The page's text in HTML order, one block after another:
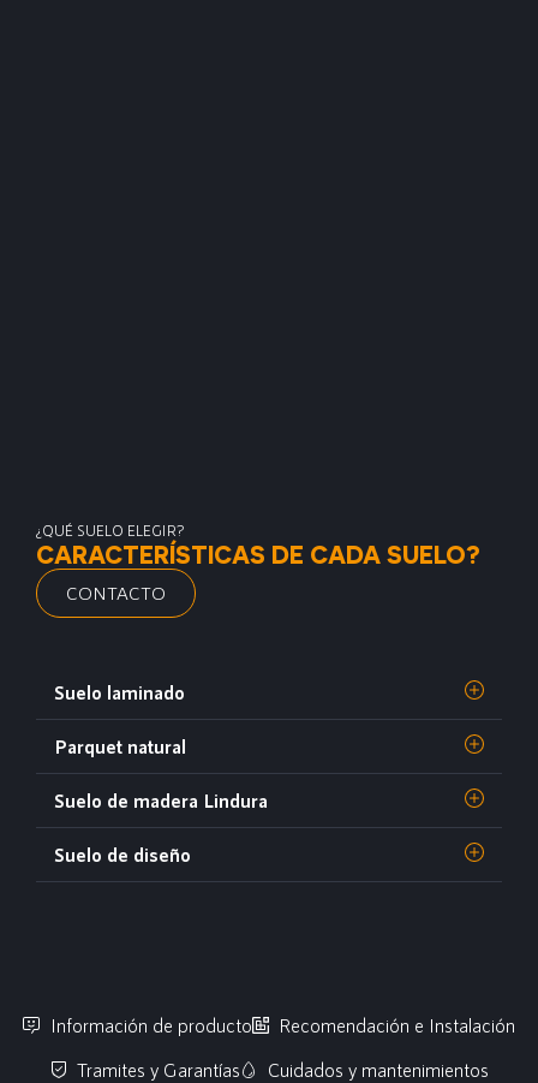
¿QUÉ SUELO ELEGIR?
CARACTERÍSTICAS DE CADA SUELO?
CONTACTO
Suelo laminado
Parquet natural
Suelo de madera Lindura
Suelo de diseño
Información de producto
Recomendación e Instalación
Tramites y Garantías
Cuidados y mantenimientos